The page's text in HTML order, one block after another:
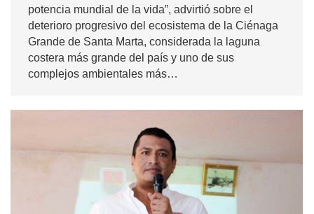
potencia mundial de la vida”, advirtió sobre el
deterioro progresivo del ecosistema de la Ciénaga
Grande de Santa Marta, considerada la laguna
costera más grande del país y uno de sus
complejos ambientales más…